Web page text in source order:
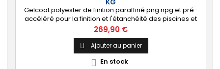
KG
Gelcoat polyester de finition paraffiné png npg et pré-
accéléré pour la finition et l'étanchéité des piscines et
bassins. [Finition] : Fournit une couche extérieure lisse
brillante qualité immersion. [Étanche] : Étanchéifie votre
stratification résine et fibre de verre. Livré avec son
catalyseur PMEC 50 cl Couleurs : blanc, noir, incolore,
vert, nuances...
Prix
269,90 €
 Ajouter au panier
 En stock